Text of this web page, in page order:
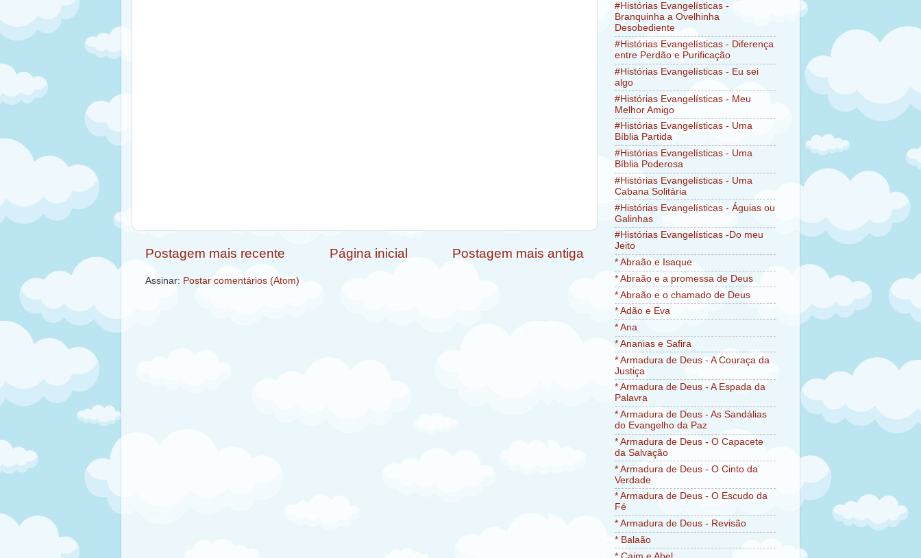
Postagem mais recente Postagem mais antiga
Página inicial
Assinar: Postar comentários (Atom)
#Histórias Evangelísticas -
Branquinha a Ovelhinha
Desobediente
#Histórias Evangelísticas - Diferença
entre Perdão e Purificação
#Histórias Evangelísticas - Eu sei
algo
#Histórias Evangelísticas - Meu
Melhor Amigo
#Histórias Evangelísticas - Uma
Bíblia Partida
#Histórias Evangelísticas - Uma
Bíblia Poderosa
#Histórias Evangelísticas - Uma
Cabana Solitária
#Histórias Evangelísticas - Águias ou
Galinhas
#Histórias Evangelísticas -Do meu
Jeito
* Abraão e Isaque
* Abraão e a promessa de Deus
* Abraão e o chamado de Deus
* Adão e Eva
* Ana
* Ananias e Safira
* Armadura de Deus - A Couraça da
Justiça
* Armadura de Deus - A Espada da
Palavra
* Armadura de Deus - As Sandálias
do Evangelho da Paz
* Armadura de Deus - O Capacete
da Salvação
* Armadura de Deus - O Cinto da
Verdade
* Armadura de Deus - O Escudo da
Fé
* Armadura de Deus - Revisão
* Balaão